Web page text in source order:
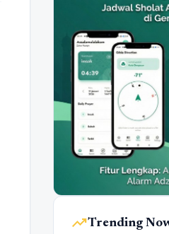
trending_upTrending